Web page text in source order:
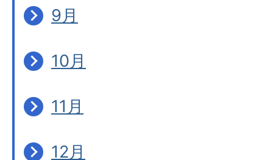
9月
10月
11月
12月